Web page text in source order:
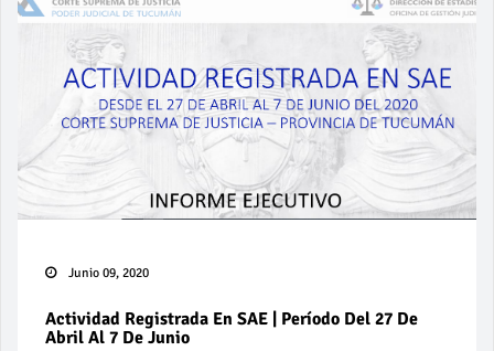
Junio 09, 2020
Actividad Registrada En SAE | Período Del 27 De
Abril Al 7 De Junio